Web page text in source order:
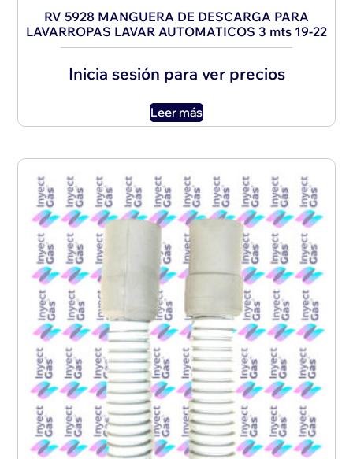
RV 5928 MANGUERA DE DESCARGA PARA
LAVARROPAS LAVAR AUTOMATICOS 3 mts 19-22
Inicia sesión para ver precios
Leer más